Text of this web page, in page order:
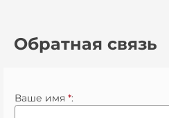
Обратная связь
Ваше имя *: